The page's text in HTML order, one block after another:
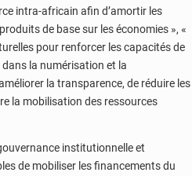
intra-africain afin d’amortir les
de base sur les économies », «
pour renforcer les capacités de
la numérisation et la
la transparence, de réduire les
la mobilisation des ressources
institutionnelle et
de mobiliser les financements du